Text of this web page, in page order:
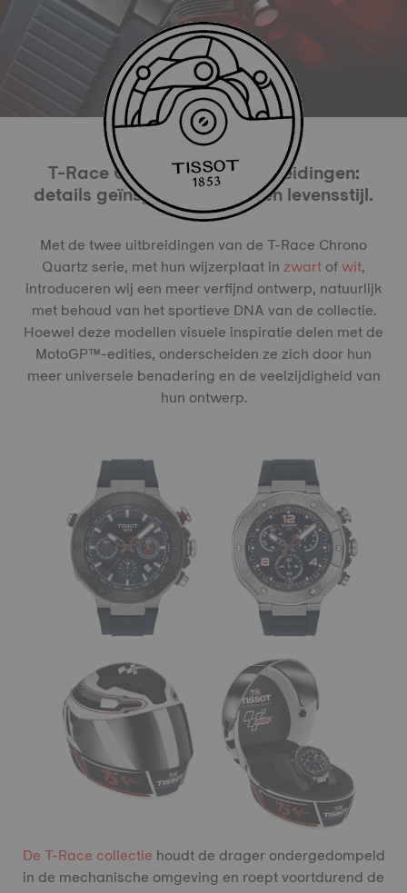
T-Race Chrono Quartz uitbreidingen:
details geïnspireerd door een levensstijl.
Met de twee uitbreidingen van de T-Race Chrono
Quartz serie, met hun wijzerplaat inzwartofwit,
introduceren wij een meer verfijnd ontwerp, natuurlijk
met behoud van het sportieve DNA van de collectie.
Hoewel deze modellen visuele inspiratie delen met de
MotoGP™-edities, onderscheiden ze zich door hun
meer universele benadering en de veelzijdigheid van
hun ontwerp.
De T-Race collectie houdt de drager ondergedompeld
in de mechanische omgeving en roept voortdurend de